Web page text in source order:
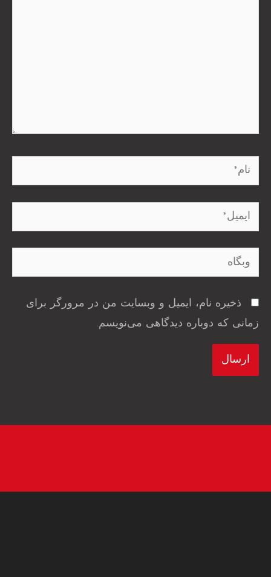
نام*
ایمیل*
وبگاه
ذخیره نام، ایمیل و وبسایت من در مرورگر برای
زمانی که دوباره دیدگاهی می‌نویسم.